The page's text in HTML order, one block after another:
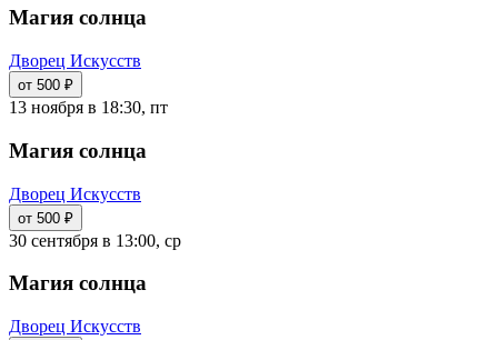
Магия солнца
Дворец Искусств
от 500 ₽
13 ноября в 18:30, пт
Магия солнца
Дворец Искусств
от 500 ₽
30 сентября в 13:00, ср
Магия солнца
Дворец Искусств